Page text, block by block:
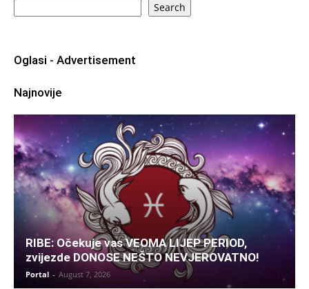
Search
Oglasi - Advertisement
Najnovije
RIBE: Očekuje vas VEOMA LIJEP PERIOD,
zvijezde DONOSE NEŠTO NEVJEROVATNO!
Portal - August 7, 2026